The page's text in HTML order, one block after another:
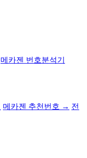
메카젠 번호분석기
메카젠 추천번호 → 전